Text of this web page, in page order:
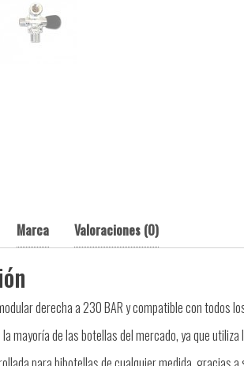
Marca Valoraciones (0)
derecha a 230 BAR y compatible con todos
mayoría de las botellas del mercado, ya que